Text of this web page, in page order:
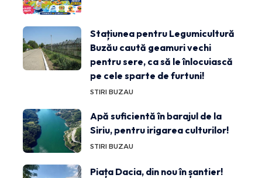
Stațiunea pentru Legumicultură
Buzău caută geamuri vechi
pentru sere, ca să le înlocuiască
pe cele sparte de furtuni!
STIRI BUZAU
Apă suficientă în barajul de la
Siriu, pentru irigarea culturilor!
STIRI BUZAU
Piața Dacia, din nou în șantier!